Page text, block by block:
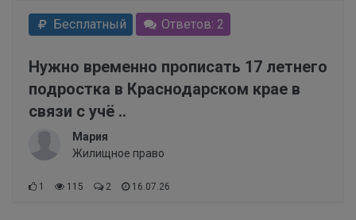
Бесплатный Ответов: 2
Нужно временно прописать 17 летнего
подростка в Краснодарском крае в
связи с учё ..
Мария
Жилищное право
1 115 2 16.07.26